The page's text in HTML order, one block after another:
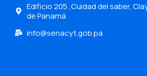
Edificio 205 ,Cuidad del saber,
de Panamá
info@senacyt.gob.pa